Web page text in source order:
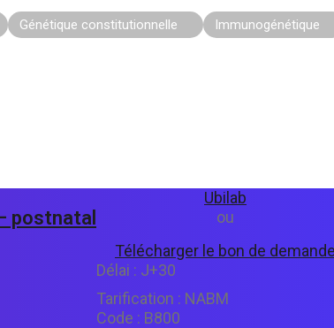
Génétique constitutionnelle
Immunogénétique
postnatal
Ubilab
ou
Télécharger le bon de demande
Délai : J+30
Tarification : NABM
Code : B800